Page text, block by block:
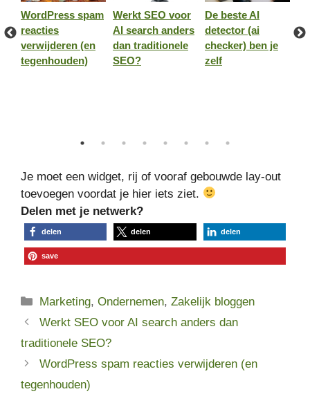
WordPress spam
reacties
verwijderen (en
tegenhouden)
Werkt SEO voor
AI search anders
dan traditionele
SEO?
De beste AI
detector (ai
checker) ben je
zelf
Je moet een widget, rij of vooraf gebouwde lay-out
toevoegen voordat je hier iets ziet.
Delen met je netwerk?
delen delen delen
save
Categorieën
Marketing,Ondernemen,Zakelijk bloggen
Werkt SEO voor AI search anders dan
traditionele SEO?
WordPress spam reacties verwijderen (en
tegenhouden)